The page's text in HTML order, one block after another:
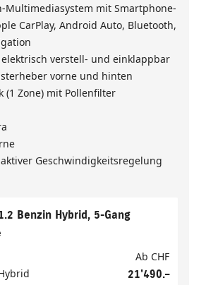
Multimediasystem mit Smartphone-
CarPlay, Android Auto, Bluetooth,
verstell- und einklappbar
vorne und hinten
(1 Zone) mit Pollenfilter
Geschwindigkeitsregelung
Benzin Hybrid, 5-Gang
Ab CHF
21'490.–